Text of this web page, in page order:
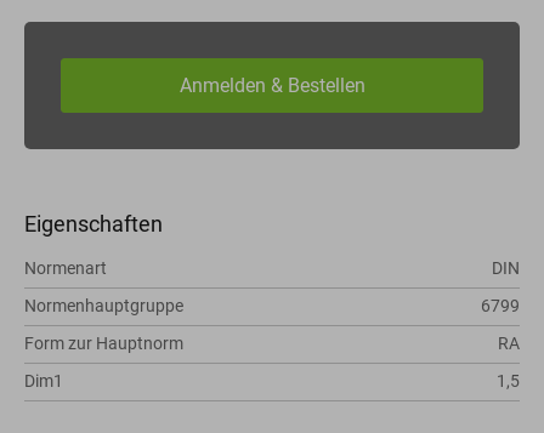
Eigenschaften
Normenart
DIN
Normenhauptgruppe
6799
Form zur Hauptnorm
RA
Dim1
1,5